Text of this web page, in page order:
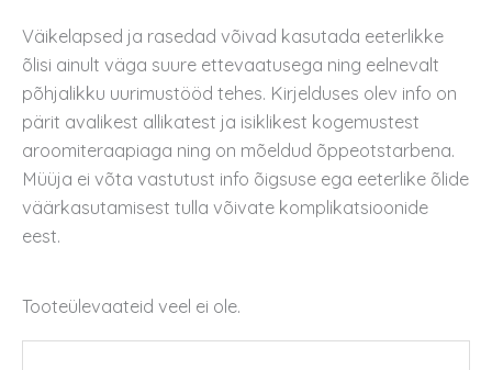
Väikelapsed ja rasedad võivad kasutada eeterlikke
õlisi ainult väga suure ettevaatusega ning eelnevalt
põhjalikku uurimustööd tehes. Kirjelduses olev info on
pärit avalikest allikatest ja isiklikest kogemustest
aroomiteraapiaga ning on mõeldud õppeotstarbena.
Müüja ei võta vastutust info õigsuse ega eeterlike õlide
väärkasutamisest tulla võivate komplikatsioonide
eest.
Tooteülevaateid veel ei ole.